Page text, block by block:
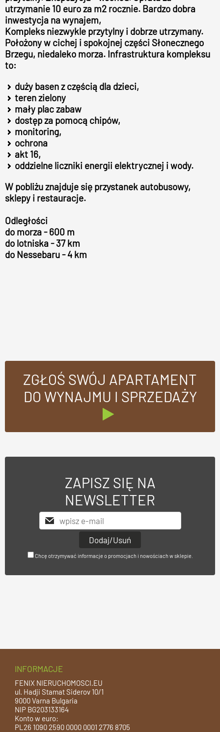
utrzymanie 10 euro za m2 rocznie. Bardzo dobra
inwestycja na wynajem,
Kompleks niezwykle przytylny i dobrze utrzymany.
Położony w cichej i spokojnej części Słonecznego
Brzegu, niedaleko morza. Infrastruktura kompleksu
to:
duży basen z częścią dla dzieci,
teren zielony
mały plac zabaw
dostęp za pomocą chipów,
monitoring,
ochrona
akt 16,
oddzielne liczniki energii elektrycznej i wody.
W pobliżu znajduje się przystanek autobusowy,
sklepy i restauracje.
Odległości
do morza - 600 m
do lotniska - 37 km
do Nessebaru - 4 km
ZGŁOŚ SWÓJ APARTAMENT
DO WYNAJMU I SPRZEDAŻY
ZAPISZ SIĘ NA
NEWSLETTER
Chcę otrzymywać informacje o promocjach i nowościach w sklepie.
INFORMACJE
FENIX NIERUCHOMOSCI.EU
ul. Hadji Stamat Siderov 10/1
9000 Varna Bulgaria
NIP BG203133164
Konto w euro:
PL26 1090 2590 0000 0001 2776 8705